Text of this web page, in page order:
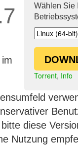
Wählen Sie
Torrent, Info
diese
Nutzung